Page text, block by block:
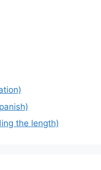
the length)